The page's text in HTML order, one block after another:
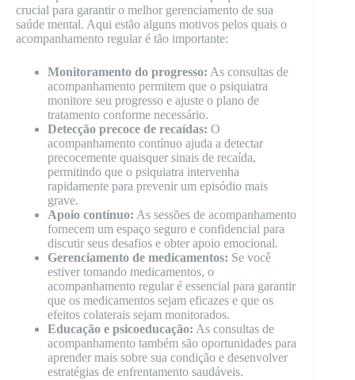
crucial para garantir o melhor gerenciamento de sua
saúde mental. Aqui estão alguns motivos pelos quais o
acompanhamento regular é tão importante:
Monitoramento do progresso: As consultas de
acompanhamento permitem que o psiquiatra
monitore seu progresso e ajuste o plano de
tratamento conforme necessário.
Detecção precoce de recaídas: O
acompanhamento contínuo ajuda a detectar
precocemente quaisquer sinais de recaída,
permitindo que o psiquiatra intervenha
rapidamente para prevenir um episódio mais
grave.
Apoio contínuo: As sessões de acompanhamento
fornecem um espaço seguro e confidencial para
discutir seus desafios e obter apoio emocional.
Gerenciamento de medicamentos: Se você
estiver tomando medicamentos, o
acompanhamento regular é essencial para garantir
que os medicamentos sejam eficazes e que os
efeitos colaterais sejam monitorados.
Educação e psicoeducação: As consultas de
acompanhamento também são oportunidades para
aprender mais sobre sua condição e desenvolver
estratégias de enfrentamento saudáveis.